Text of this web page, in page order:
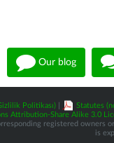
Our blog
Politikası) Statutes
Attribution-Share Alike 3.0
registered owners
is